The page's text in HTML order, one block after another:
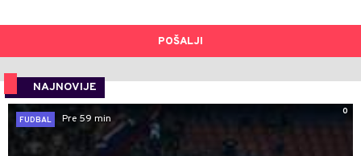
POŠALJI
NAJNOVIJE
0
FUDBAL
Pre 59 min